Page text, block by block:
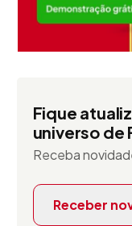
Fique
universo de
Receba
Receber